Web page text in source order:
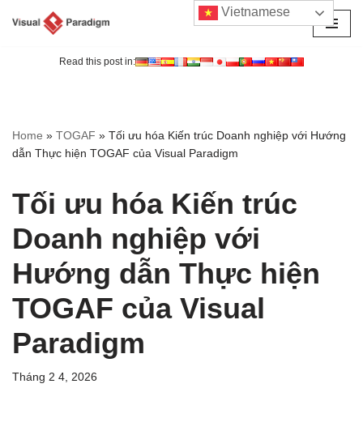
Read this post in:
Home » TOGAF » Tối ưu hóa Kiến trúc Doanh nghiệp với Hướng
dẫn Thực hiện TOGAF của Visual Paradigm
Tối ưu hóa Kiến trúc
Doanh nghiệp với
Hướng dẫn Thực hiện
TOGAF của Visual
Paradigm
Tháng 2 4, 2026
Vietnamese